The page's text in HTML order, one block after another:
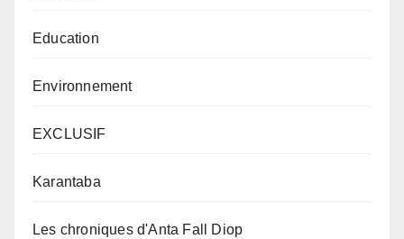
Education
Environnement
EXCLUSIF
Karantaba
Les chroniques d'Anta Fall Diop